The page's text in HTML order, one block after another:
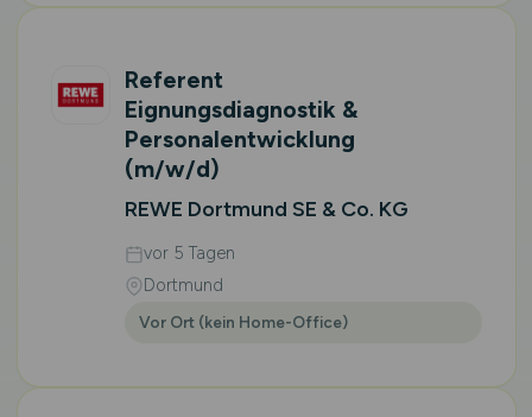
Referent
Eignungsdiagnostik &
Personalentwicklung
(m/w/d)
REWE Dortmund SE & Co. KG
vor 5 Tagen
Dortmund
Vor Ort (kein Home-Office)